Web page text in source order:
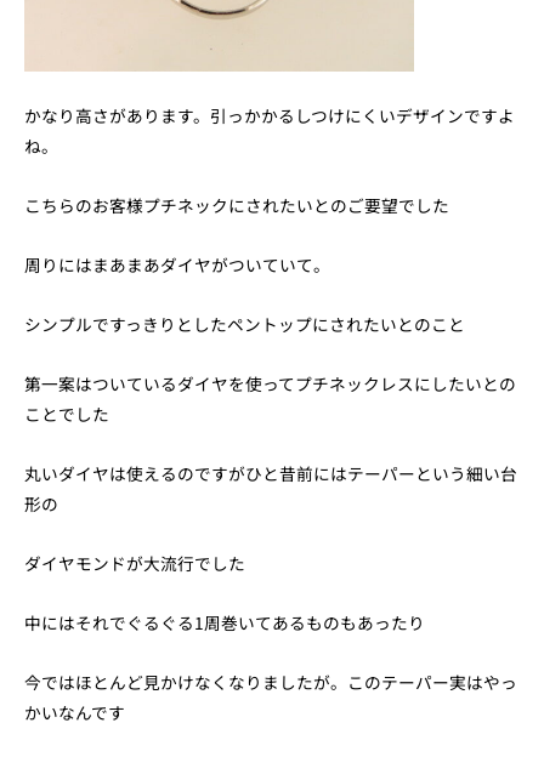
かなり高さがあります。引っかかるしつけにくいデザインですよ
ね。
こちらのお客様プチネックにされたいとのご要望でした
周りにはまあまあダイヤがついていて。
シンプルですっきりとしたペントップにされたいとのこと
第一案はついているダイヤを使ってプチネックレスにしたいとの
ことでした
丸いダイヤは使えるのですがひと昔前にはテーパーという細い台
形の
ダイヤモンドが大流行でした
中にはそれでぐるぐる1周巻いてあるものもあったり
今ではほとんど見かけなくなりましたが。このテーパー実はやっ
かいなんです